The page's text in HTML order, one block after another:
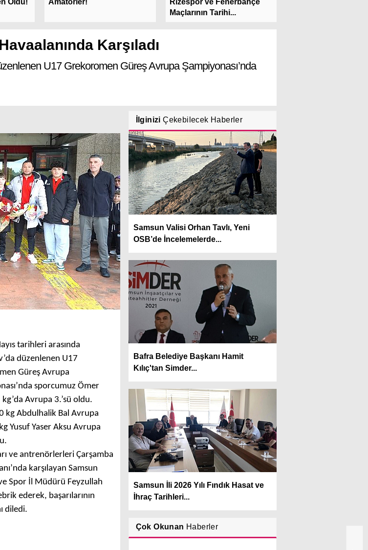
Oldu!
Amatörler!
Rizespor ve Fenerbahçe
Maçlarının Tarihi...
Karşıladı
U17 Grekoromen Güreş Avrupa Şampiyonası’nda
tarihleri arasında
düzenlenen U17
Güreş Avrupa
sporcumuz Ömer
Avrupa 3.’sü oldu.
kg Abdulhalik Bal Avrupa
Yusuf Yaser Aksu Avrupa
ve antrenörlerleri Çarşamba
karşılayan Samsun
Spor İl Müdürü Feyzullah
ederek, başarılarının
diledi.
İlginizi Çekebilecek Haberler
Samsun Valisi Orhan Tavlı, Yeni
OSB’de İncelemelerde...
Bafra Belediye Başkanı Hamit
Kılıç'tan Simder...
Samsun İli 2026 Yılı Fındık Hasat ve
İhraç Tarihleri...
Çok Okunan Haberler